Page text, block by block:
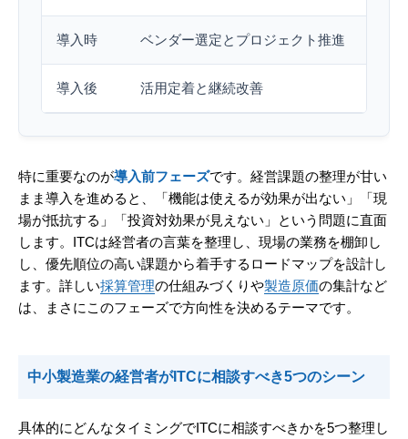
導入時 ベンダー選定とプロジェクト推進
導入後 活用定着と継続改善
特に重要なのが導入前フェーズです。経営課題の整理が甘い
まま導入を進めると、「機能は使えるが効果が出ない」「現
場が抵抗する」「投資対効果が見えない」という問題に直面
します。ITCは経営者の言葉を整理し、現場の業務を棚卸し
し、優先順位の高い課題から着手するロードマップを設計し
ます。詳しい採算管理の仕組みづくりや製造原価の集計など
は、まさにこのフェーズで方向性を決めるテーマです。
中小製造業の経営者がITCに相談すべき5つのシーン
具体的にどんなタイミングでITCに相談すべきかを5つ整理し